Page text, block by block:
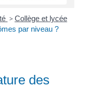
> Collège et lycée
par niveau ?
des